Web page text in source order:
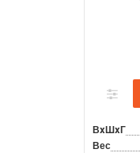
ВxШxГ
Вес